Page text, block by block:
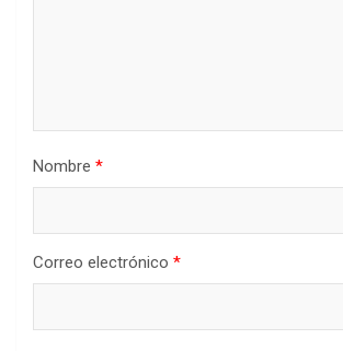
Nombre *
Correo electrónico *